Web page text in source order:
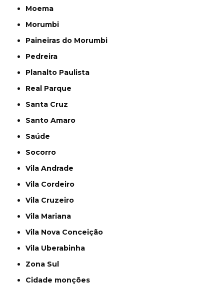
Moema
Morumbi
Paineiras do Morumbi
Pedreira
Planalto Paulista
Real Parque
Santa Cruz
Santo Amaro
Saúde
Socorro
Vila Andrade
Vila Cordeiro
Vila Cruzeiro
Vila Mariana
Vila Nova Conceição
Vila Uberabinha
Zona Sul
cidade monções